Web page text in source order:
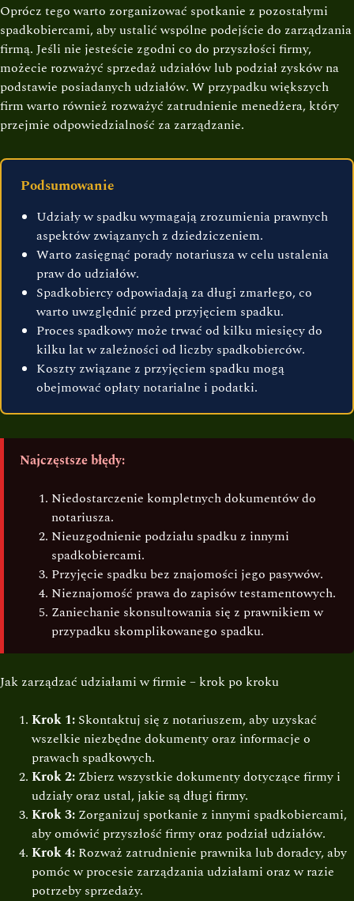
Oprócz tego warto zorganizować spotkanie z pozostałymi
spadkobiercami, aby ustalić wspólne podejście do zarządzania
firmą. Jeśli nie jesteście zgodni co do przyszłości firmy,
możecie rozważyć sprzedaż udziałów lub podział zysków na
podstawie posiadanych udziałów. W przypadku większych
firm warto również rozważyć zatrudnienie menedżera, który
przejmie odpowiedzialność za zarządzanie.
Podsumowanie
Udziały w spadku wymagają zrozumienia prawnych
aspektów związanych z dziedziczeniem.
Warto zasięgnąć porady notariusza w celu ustalenia
praw do udziałów.
Spadkobiercy odpowiadają za długi zmarłego, co
warto uwzględnić przed przyjęciem spadku.
Proces spadkowy może trwać od kilku miesięcy do
kilku lat w zależności od liczby spadkobierców.
Koszty związane z przyjęciem spadku mogą
obejmować opłaty notarialne i podatki.
Najczęstsze błędy:
Niedostarczenie kompletnych dokumentów do
notariusza.
Nieuzgodnienie podziału spadku z innymi
spadkobiercami.
Przyjęcie spadku bez znajomości jego pasywów.
Nieznajomość prawa do zapisów testamentowych.
Zaniechanie skonsultowania się z prawnikiem w
przypadku skomplikowanego spadku.
Jak zarządzać udziałami w firmie – krok po kroku
Krok 1: Skontaktuj się z notariuszem, aby uzyskać
wszelkie niezbędne dokumenty oraz informacje o
prawach spadkowych.
Krok 2: Zbierz wszystkie dokumenty dotyczące firmy i
udziały oraz ustal, jakie są długi firmy.
Krok 3: Zorganizuj spotkanie z innymi spadkobiercami,
aby omówić przyszłość firmy oraz podział udziałów.
Krok 4: Rozważ zatrudnienie prawnika lub doradcy, aby
pomóc w procesie zarządzania udziałami oraz w razie
potrzeby sprzedaży.